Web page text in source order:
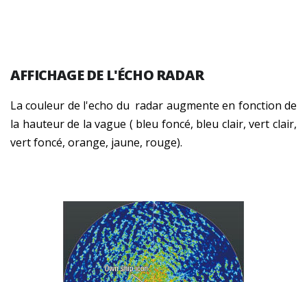
AFFICHAGE DE L'ÉCHO RADAR
La couleur de l'echo du radar augmente en fonction de
la hauteur de la vague ( bleu foncé, bleu clair, vert clair,
vert foncé, orange, jaune, rouge).